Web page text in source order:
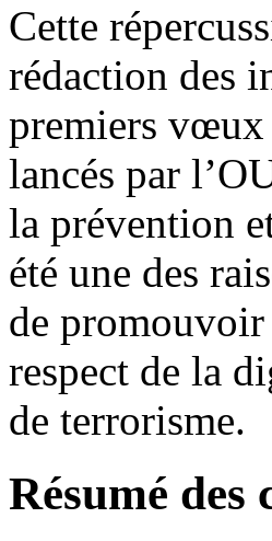
Cette
rédaction des
premiers vœux
lancés par
la prévention
été une des
de
respect de la
de terrorisme.
Résumé des